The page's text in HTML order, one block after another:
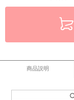
商品説明